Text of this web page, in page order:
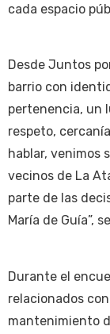
cada espacio
Desde Juntos
barrio con
pertenencia, un
respeto,
hablar, venimos
vecinos de La
parte de las
María de Guía”,
Durante el
relacionados
mantenimiento